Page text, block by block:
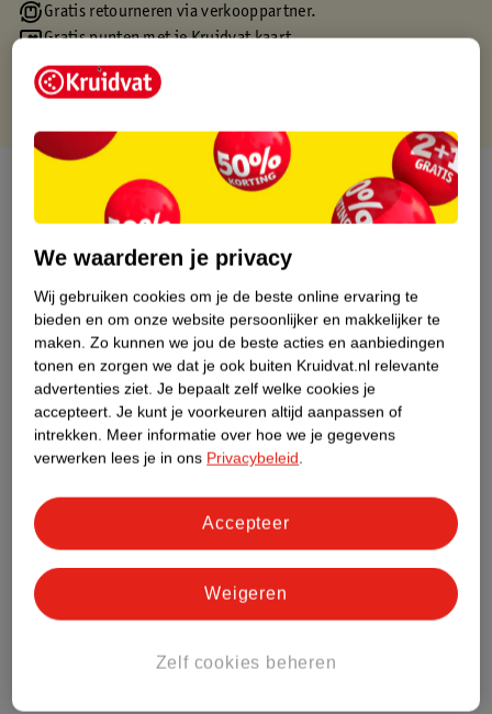
Gratis retourneren via verkooppartner.
Gratis punten met je Kruidvat kaart
Over dit product
Nature Impact Score
Dit product heeft (nog) geen Nature
Impact Score.
Meer informatie
Bestel & Bezorginformatie
Bekijk ook
Hoe controleren wij de reviews?
We waarderen je privacy
Wij gebruiken cookies om je de beste online ervaring te
bieden en om onze website persoonlijker en makkelijker te
maken. Zo kunnen we jou de beste acties en aanbiedingen
tonen en zorgen we dat je ook buiten Kruidvat.nl relevante
advertenties ziet. Je bepaalt zelf welke cookies je
accepteert. Je kunt je voorkeuren altijd aanpassen of
intrekken. Meer informatie over hoe we je gegevens
verwerken lees je in ons Privacybeleid.
Zelf cookies beheren
Weigeren
Accepteer